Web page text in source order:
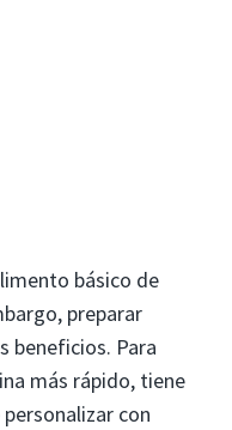
básico de
preparar
beneficios. Para
más rápido, tiene
con